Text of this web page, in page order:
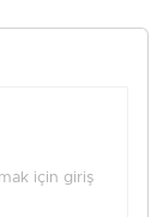
için giriş